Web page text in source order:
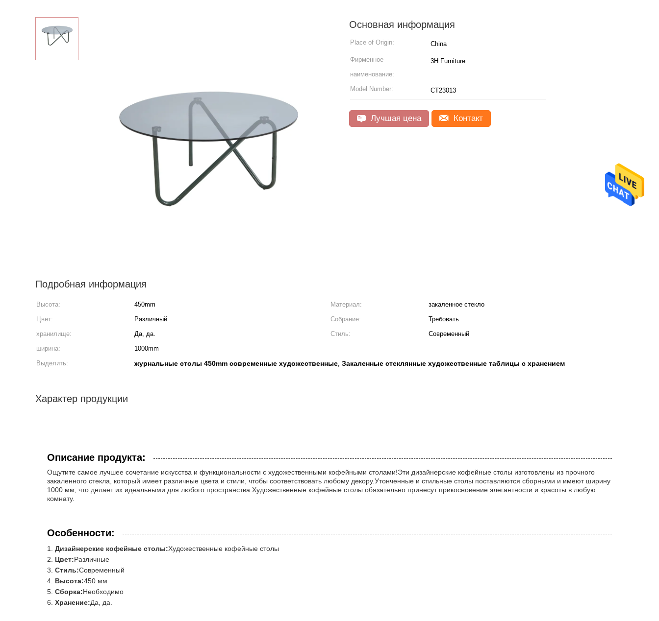
Основная информация
Place of Origin: China
Фирменное
наименование:
3H Furniture
Model Number: CT23013
Лучшая цена Контакт
Подробная информация
Высота: 450mm Материал:
закаленное стекло
Цвет:
Различный Собрание:
Требовать
хранилище:
Да, да. Стиль:
Современный
ширина:
1000mm
Выделить:
журнальные столы 450mm современные художественные, Закаленные стеклянные художественные таблицы с хранением
Характер продукции
Описание продукта:
Ощутите самое лучшее сочетание искусства и функциональности с художественными кофейными столами!Эти дизайнерские кофейные столы изготовлены из прочного
закаленного стекла, который имеет различные цвета и стили, чтобы соответствовать любому декору.Утонченные и стильные столы поставляются сборными и имеют ширину
1000 мм, что делает их идеальными для любого пространства.Художественные кофейные столы обязательно принесут прикосновение элегантности и красоты в любую
комнату.
Особенности:
Дизайнерские кофейные столы:Художественные кофейные столы
Цвет:Различные
Стиль:Современный
Высота:450 мм
Сборка:Необходимо
Хранение:Да, да.